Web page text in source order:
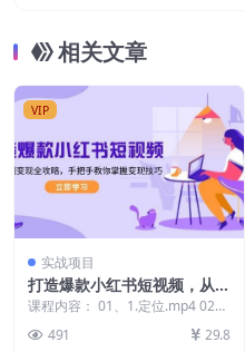
相关文章
VIP
实战项目
打造爆款小红书短视频，从定
位到变现全攻略，手把手教你
掌握变现技巧
课程内容： 01、1.定位.mp4 02、
491 29.8